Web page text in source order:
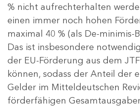
% nicht aufrechterhalten
einen immer noch hohen
maximal 40 % (als De-minimis-
Das ist insbesondere
der EU-Förderung aus dem
können, sodass der Anteil der
Gelder im Mitteldeutschen
förderfähigen